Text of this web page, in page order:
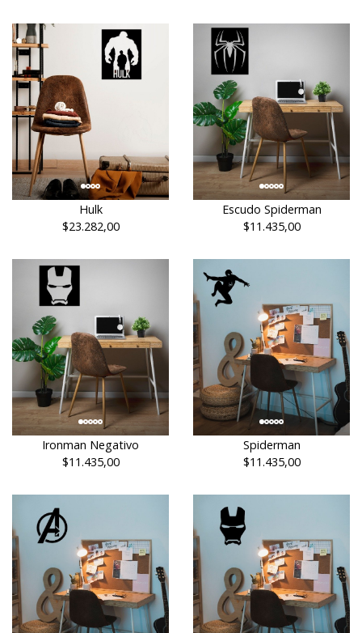
Hulk
$23.282,00
Escudo Spiderman
$11.435,00
Ironman Negativo
$11.435,00
Spiderman
$11.435,00